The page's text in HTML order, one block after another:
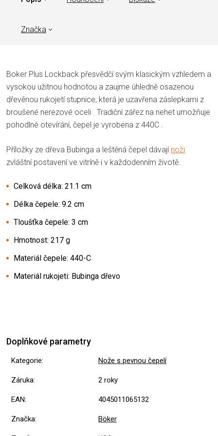
Značka
Boker Plus Lockback přesvědčí svým klasickým vzhledem a
vysokou užitnou hodnotou a zaujme úhledně osazenou
dřevěnou rukojetí stupnice, která je uzavřena záslepkami z
broušené nerezové oceli Tradiční zářez na nehet umožňuje
pohodlné otevírání, čepel je vyrobena z 440C
Příložky ze dřeva Bubinga a leštěná čepel dávají noži
zvláštní postavení ve vitríně i v každodenním životě.
Celková délka: 21.1 cm
Délka čepele: 9.2 cm
Tloušťka čepele: 3 cm
Hmotnost: 217 g
Materiál čepele: 440-C
Materiál rukojeti: Bubinga dřevo
Doplňkové parametry
Kategorie: Nože s pevnou čepelí
Záruka: 2 roky
EAN: 4045011065132
Značka: Böker